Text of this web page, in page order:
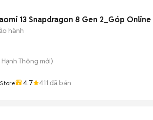
13 Snapdragon 8 Gen 2_Góp Online
hành
Hạnh Thông mới)
4.7 411 đã bán